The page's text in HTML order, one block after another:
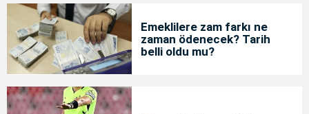
Emeklilere zam farkı ne
zaman ödenecek? Tarih
belli oldu mu?